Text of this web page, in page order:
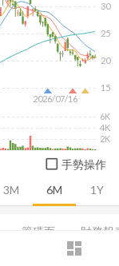
dashboard
登入
3M 6M 1Y
2026/07/16
15
20
25
30
2K
4K
6K
手勢操作
籌碼面 財務報